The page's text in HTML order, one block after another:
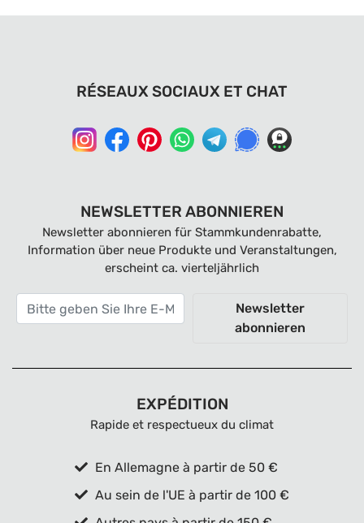
RÉSEAUX SOCIAUX ET CHAT
NEWSLETTER ABONNIEREN
Newsletter abonnieren für Stammkundenrabatte,
Information über neue Produkte und Veranstaltungen,
erscheint ca. vierteljährlich
Newsletter
abonnieren
EXPÉDITION
Rapide et respectueux du climat
En Allemagne à partir de 50 €
Au sein de l'UE à partir de 100 €